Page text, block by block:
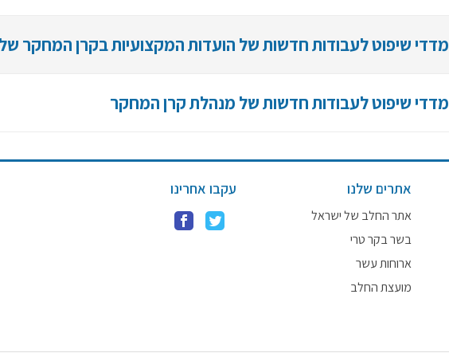
מדדי שיפוט לעבודות חדשות של הועדות המקצועיות בקרן המחקר
מדדי שיפוט לעבודות חדשות של מנהלת קרן המחקר
אתרים שלנו
אתר החלב של ישראל
בשר בקר טרי
ארוחות עשר
מועצת החלב
עקבו אחרינו